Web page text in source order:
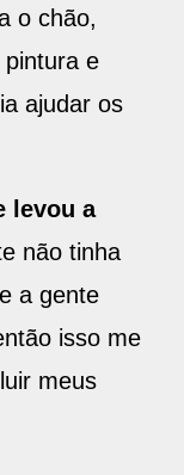
o chão,
e
ajudar os
levou a
não tinha
a gente
isso me
meus